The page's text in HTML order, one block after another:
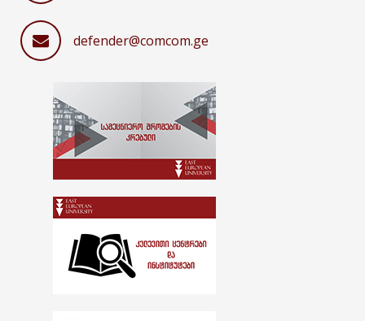
defender@comcom.ge